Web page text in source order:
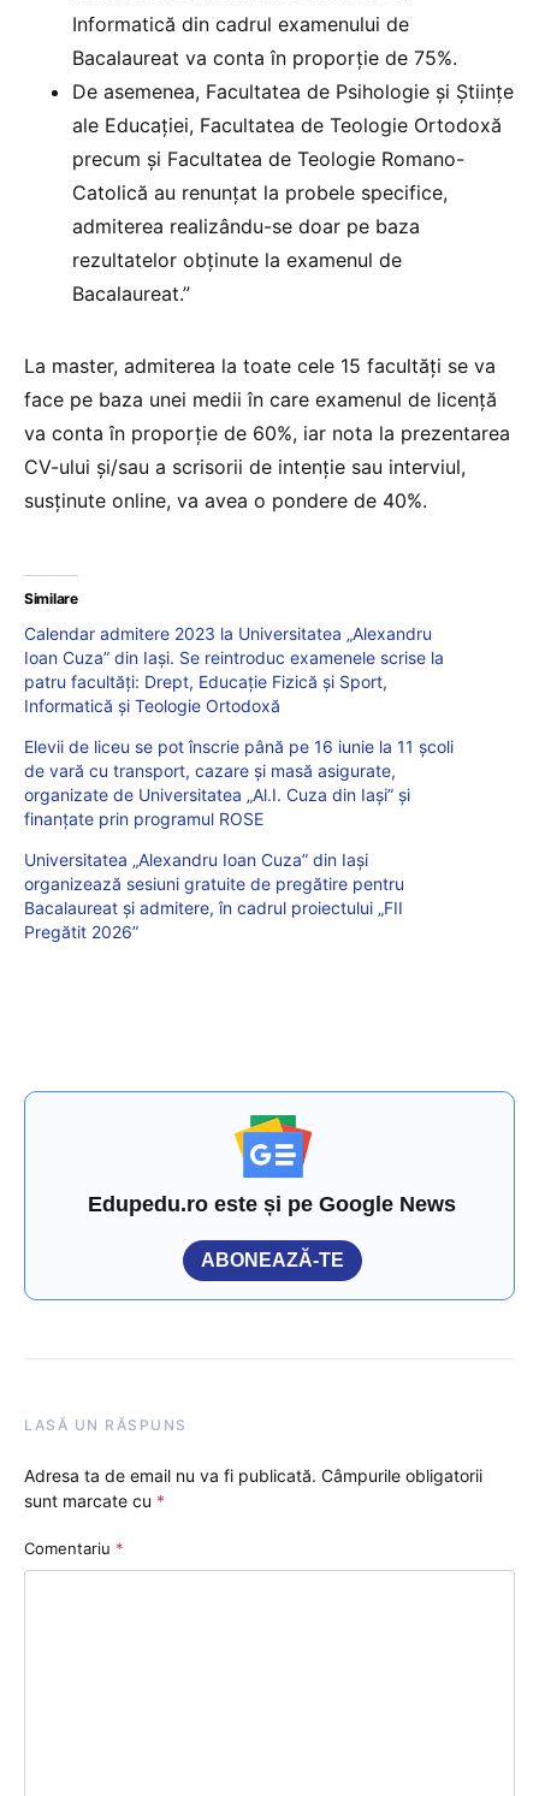
Informatică din cadrul examenului de
Bacalaureat va conta în proporție de 75%.
De asemenea, Facultatea de Psihologie și Științe
ale Educației, Facultatea de Teologie Ortodoxă
precum și Facultatea de Teologie Romano-
Catolică au renunțat la probele specifice,
admiterea realizându-se doar pe baza
rezultatelor obținute la examenul de
Bacalaureat.”
La master, admiterea la toate cele 15 facultăți se va
face pe baza unei medii în care examenul de licență
va conta în proporție de 60%, iar nota la prezentarea
CV-ului și/sau a scrisorii de intenție sau interviul,
susținute online, va avea o pondere de 40%.
Similare
Calendar admitere 2023 la Universitatea „Alexandru
Ioan Cuza” din Iași. Se reintroduc examenele scrise la
patru facultăți: Drept, Educație Fizică și Sport,
Informatică și Teologie Ortodoxă
Elevii de liceu se pot înscrie până pe 16 iunie la 11 școli
de vară cu transport, cazare și masă asigurate,
organizate de Universitatea „Al.I. Cuza din Iași” și
finanțate prin programul ROSE
Universitatea „Alexandru Ioan Cuza” din Iași
organizează sesiuni gratuite de pregătire pentru
Bacalaureat și admitere, în cadrul proiectului „FII
Pregătit 2026”
Edupedu.ro este și pe Google News
ABONEAZĂ-TE
LASĂ UN RĂSPUNS
Adresa ta de email nu va fi publicată. Câmpurile obligatorii
sunt marcate cu *
Comentariu *